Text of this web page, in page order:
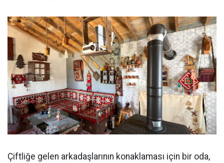
Çiftliğe gelen arkadaşlarının konaklaması için bir oda,